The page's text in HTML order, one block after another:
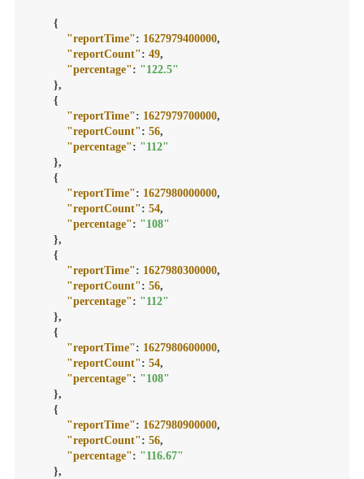
{
"reportTime": 1627979400000,
"reportCount": 49,
"percentage": "122.5"
},
{
"reportTime": 1627979700000,
"reportCount": 56,
"percentage": "112"
},
{
"reportTime": 1627980000000,
"reportCount": 54,
"percentage": "108"
},
{
"reportTime": 1627980300000,
"reportCount": 56,
"percentage": "112"
},
{
"reportTime": 1627980600000,
"reportCount": 54,
"percentage": "108"
},
{
"reportTime": 1627980900000,
"reportCount": 56,
"percentage": "116.67"
},